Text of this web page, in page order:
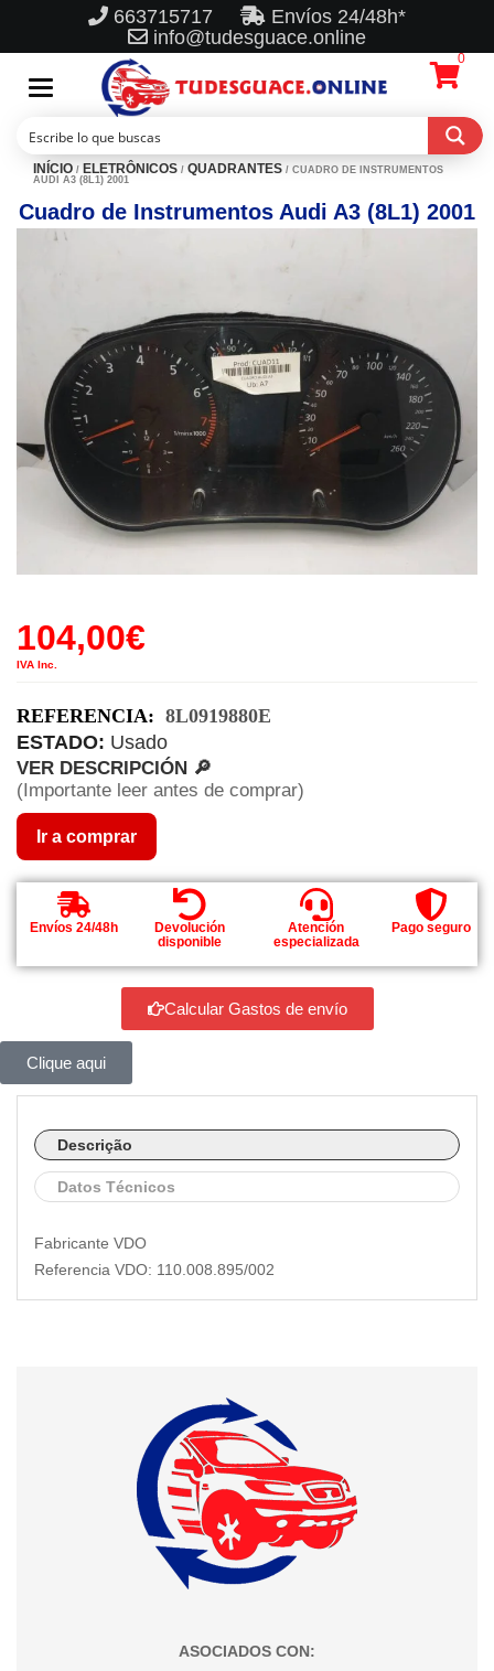
663715717
Envíos 24/48h*
info@tudesguace.online
Toggle
navigation
0
INÍCIO / ELETRÔNICOS / QUADRANTES / CUADRO DE INSTRUMENTOS
AUDI A3 (8L1) 2001
Cuadro de Instrumentos Audi A3 (8L1) 2001
104,00€
IVA Inc.
REFERENCIA: 8L0919880E
ESTADO: Usado
VER DESCRIPCIÓN 🔎
(Importante leer antes de comprar)
Ir a comprar
Envíos 24/48h
Devolución
disponible
Atención
especializada
Pago seguro
Calcular Gastos de envío
Clique aqui
Descrição
Datos Técnicos
Fabricante VDO
Referencia VDO: 110.008.895/002
ASOCIADOS CON: